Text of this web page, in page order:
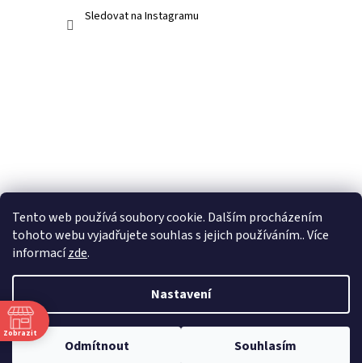
Tento web používá soubory cookie. Dalším procházením
tohoto webu vyjadřujete souhlas s jejich používáním.. Více
informacízde.
Nastavení
Odmítnout Souhlasím
Sledovat na Instagramu
Vytvořil Shoptet
Copyright 20263Dakvaria.cz . Všechna práva vyhrazena.
Zobrazit